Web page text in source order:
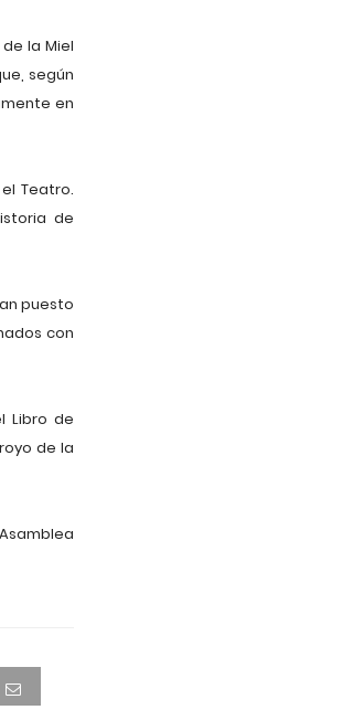
la Miel
según
en
Teatro.
de
puesto
con
Libro de
de la